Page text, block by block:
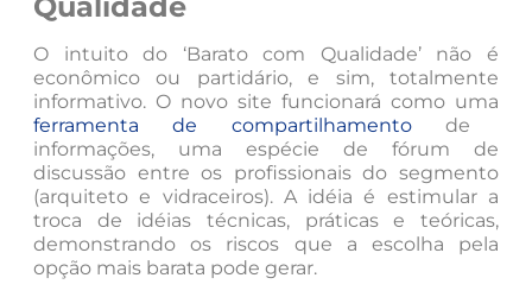
O intuito do ‘Barato com Qualidade’ não é
econômico ou partidário, e sim, totalmente
informativo. O novo site funcionará como uma
ferramenta de compartilhamento
de
informações, uma espécie de fórum de
discussão entre os profissionais do segmento
(arquiteto e vidraceiros). A idéia é estimular a
troca de idéias técnicas, práticas e teóricas,
demonstrando os riscos que a escolha pela
opção mais barata pode gerar.